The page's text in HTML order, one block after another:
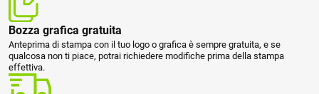
Bozza grafica gratuita
Anteprima di stampa con il tuo logo o grafica è sempre gratuita, e se
qualcosa non ti piace, potrai richiedere modifiche prima della stampa
effettiva.